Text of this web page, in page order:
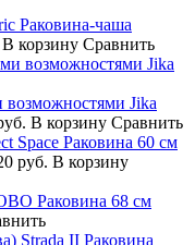
Раковина-чаша
В корзину Сравнить
возможностями Jika
В корзину Сравнить
Раковина 60 см
руб. В корзину
Раковина 68 см
Раковина